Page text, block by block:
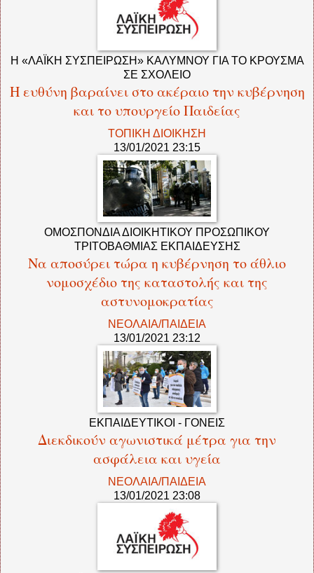
Η «ΛΑΪΚΗ ΣΥΣΠΕΙΡΩΣΗ» ΚΑΛΥΜΝΟΥ ΓΙΑ ΤΟ ΚΡΟΥΣΜΑ
ΣΕ ΣΧΟΛΕΙΟ
Η ευθύνη βαραίνει στο ακέραιο την κυβέρνηση
και το υπουργείο Παιδείας
ΤΟΠΙΚΗ ΔΙΟΙΚΗΣΗ
13/01/2021 23:15
ΟΜΟΣΠΟΝΔΙΑ ΔΙΟΙΚΗΤΙΚΟΥ ΠΡΟΣΩΠΙΚΟΥ
ΤΡΙΤΟΒΑΘΜΙΑΣ ΕΚΠΑΙΔΕΥΣΗΣ
Να αποσύρει τώρα η κυβέρνηση το άθλιο
νομοσχέδιο της καταστολής και της
αστυνομοκρατίας
ΝΕΟΛΑΙΑ/ΠΑΙΔΕΙΑ
13/01/2021 23:12
ΕΚΠΑΙΔΕΥΤΙΚΟΙ - ΓΟΝΕΙΣ
Διεκδικούν αγωνιστικά μέτρα για την
ασφάλεια και υγεία
ΝΕΟΛΑΙΑ/ΠΑΙΔΕΙΑ
13/01/2021 23:08